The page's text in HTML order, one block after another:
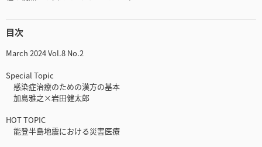
目次
March 2024 Vol.8 No.2
Special Topic
感染症治療のための漢方の基本
加島雅之×岩田健太郎
HOT TOPIC
能登半島地震における災害医療